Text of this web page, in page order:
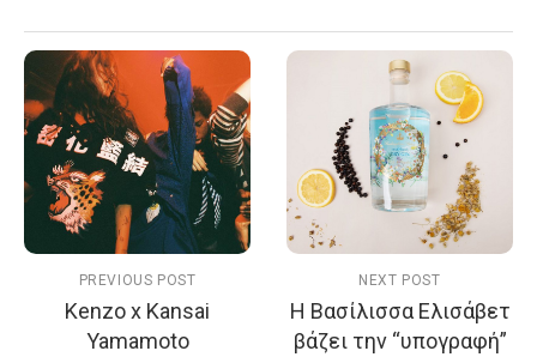
PREVIOUS POST
Kenzo x Kansai
Yamamoto
NEXT POST
H Βασίλισσα Ελισάβετ
βάζει την “υπογραφή”